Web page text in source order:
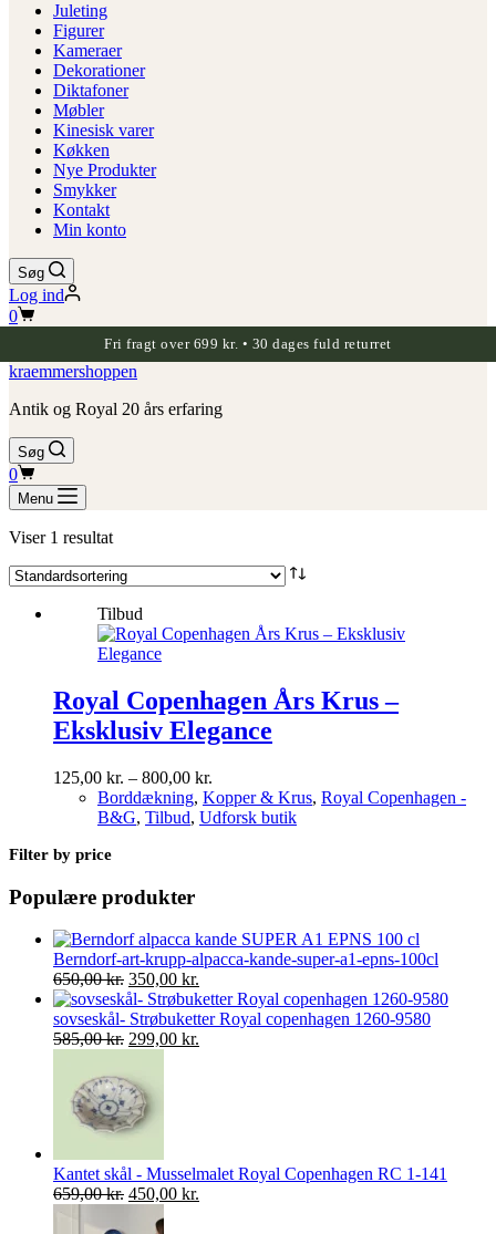
Juleting
Figurer
Kameraer
Dekorationer
Diktafoner
Møbler
Kinesisk varer
Køkken
Nye Produkter
Smykker
Kontakt
Min konto
Søg
Log ind
Indkøbskurv
0
Fri fragt over 699 kr. • 30 dages fuld returret
kraemmershoppen
Antik og Royal 20 års erfaring
Søg
Indkøbskurv
0
Menu
Viser 1 resultat
Tilbud
Royal Copenhagen Års Krus –
Eksklusiv Elegance
125,00 kr. – 800,00 kr.
125,00 kr.
til
Borddækning, Kopper & Krus, Royal Copenhagen -
B&G, Tilbud, Udforsk butik
Filter by price
Populære produkter
Berndorf-art-krupp-alpacca-kande-super-a1-epns-100cl
650,00kr. Den
oprindelige
pris
var:
350,00 kr.
aktuelle
pris
sovseskål- Strøbuketter Royal copenhagen 1260-9580
585,00kr. Den
pris
var:
585,00 kr..
299,00 kr.
Kantet skål - Musselmalet Royal Copenhagen RC 1-141
659,00kr. Den
450,00 kr.